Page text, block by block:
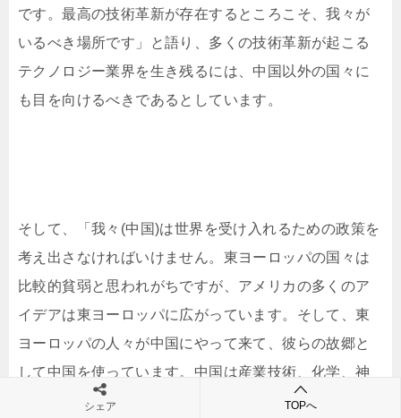
です。最高の技術革新が存在するところこそ、我々が
いるべき場所です」と語り、多くの技術革新が起こる
テクノロジー業界を生き残るには、中国以外の国々に
も目を向けるべきであるとしています。
そして、「我々(中国)は世界を受け入れるための政策を
考え出さなければいけません。東ヨーロッパの国々は
比較的貧弱と思われがちですが、アメリカの多くのア
イデアは東ヨーロッパに広がっています。そして、東
ヨーロッパの人々が中国にやって来て、彼らの故郷と
して中国を使っています。中国は産業技術、化学、神
経学、脳科学、そしてその他の重要な分野を学ばなけ
シェア TOPへ